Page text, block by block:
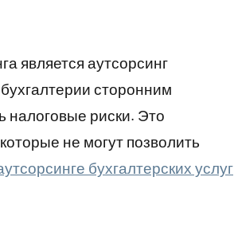
является аутсорсинг
сторонним
налоговые риски. Это
не могут позволить
бухгалтерских услуг